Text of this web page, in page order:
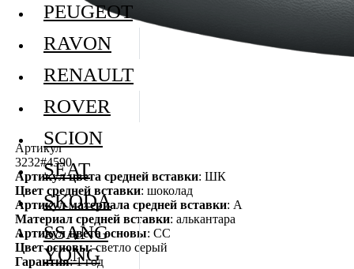
Артикул
3232#4590
Артикул цвета средней вставки: ШК
Цвет средней вставки: шоколад
Артикул материала средней вставки: А
Материал средней вставки: алькантара
Артикул цвета основы: СС
Цвет основы: светло серый
Гарантия: 1 год
PEUGEOT
RAVON
RENAULT
ROVER
SCION
SEAT
SKODA
SSANG
YONG